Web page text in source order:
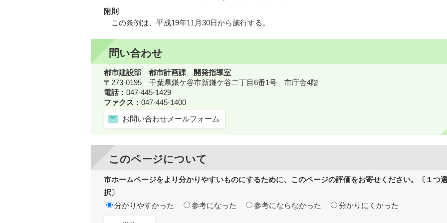
附則
この条例は、平成19年11月30日から施行する。
問い合わせ
都市建設部 都市計画課 開発指導室
〒273-0195 千葉県鎌ケ谷市新鎌ケ谷二丁目6番1号 市庁舎4階
電話： 047-445-1429
ファクス： 047-445-1400
お問い合わせメールフォーム
このページについて
市ホームページをより分かりやすいものにするために、このページの評価をお寄せください。〔１つ
択〕
分かりやすかった
参考になった 参考にならなかった 分かりにくかった